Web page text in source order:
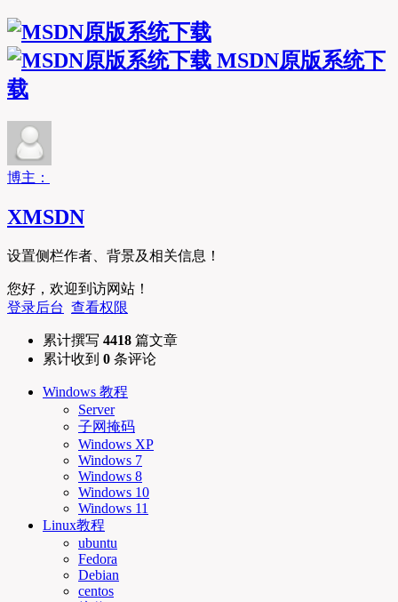
MSDN原版系统下
载
博主：
XMSDN
设置侧栏作者、背景及相关信息！
您好，欢迎到访网站！
登录后台 查看权限
累计撰写 4418 篇文章
累计收到 0 条评论
Windows 教程
Server
子网掩码
Windows XP
Windows 7
Windows 8
Windows 10
Windows 11
Linux教程
ubuntu
Fedora
Debian
centos